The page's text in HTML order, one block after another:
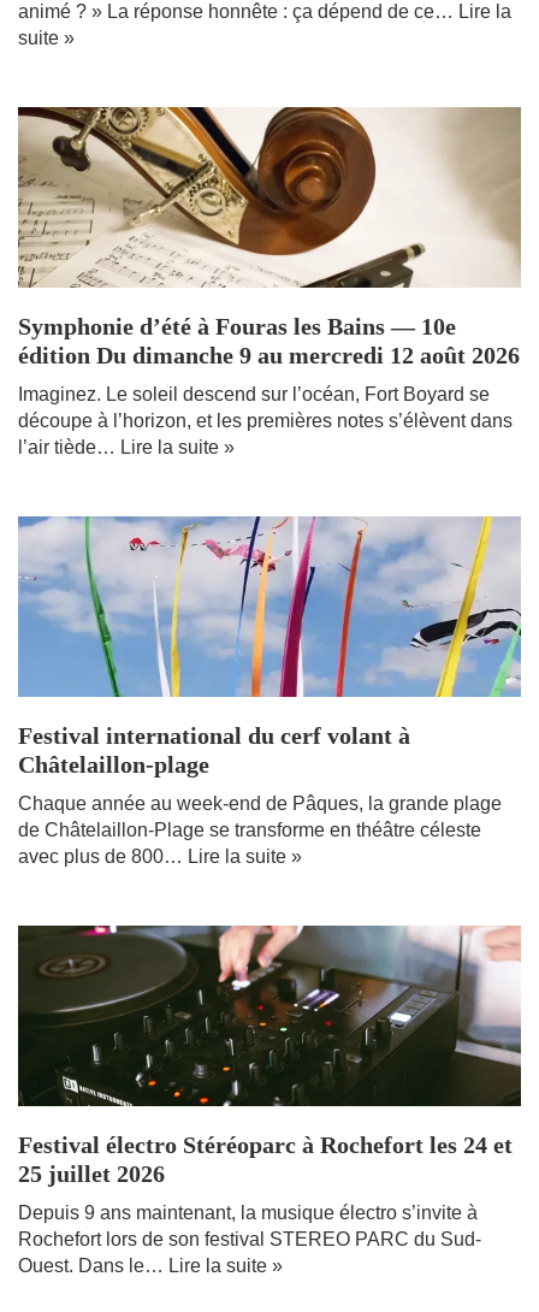
animé ? » La réponse honnête : ça dépend de ce… Lire la
suite »
Symphonie d’été à Fouras les Bains — 10e
édition Du dimanche 9 au mercredi 12 août 2026
Imaginez. Le soleil descend sur l’océan, Fort Boyard se
découpe à l’horizon, et les premières notes s’élèvent dans
l’air tiède… Lire la suite »
Festival international du cerf volant à
Châtelaillon-plage
Chaque année au week-end de Pâques, la grande plage
de Châtelaillon-Plage se transforme en théâtre céleste
avec plus de 800… Lire la suite »
Festival électro Stéréoparc à Rochefort les 24 et
25 juillet 2026
Depuis 9 ans maintenant, la musique électro s’invite à
Rochefort lors de son festival STEREO PARC du Sud-
Ouest. Dans le… Lire la suite »